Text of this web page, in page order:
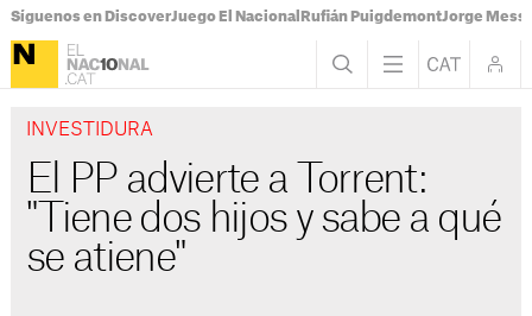
Síguenos en DiscoverJuego El Nacional Rufián PuigdemontJorge Messi
INVESTIDURA
El PP advierte a Torrent:
"Tiene dos hijos y sabe a qué
se atiene"